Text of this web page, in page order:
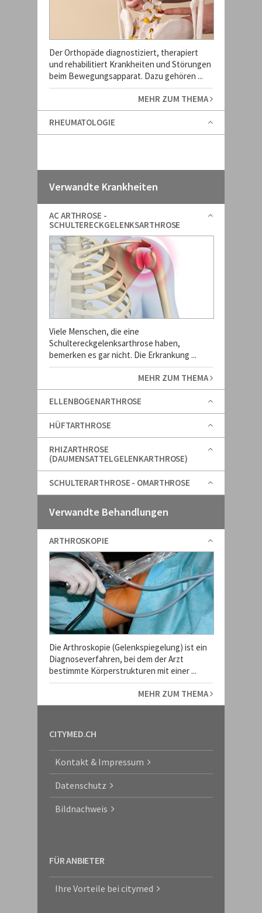
Der Orthopäde diagnostiziert, therapiert
und rehabilitiert Krankheiten und Störungen
beim Bewegungsapparat. Dazu gehören ...
MEHR ZUM THEMA
RHEUMATOLOGIE
Verwandte Krankheiten
AC ARTHROSE -
SCHULTERECKGELENKSARTHROSE
Viele Menschen, die eine
Schultereckgelenksarthrose haben,
bemerken es gar nicht. Die Erkrankung ...
MEHR ZUM THEMA
ELLENBOGENARTHROSE
HÜFTARTHROSE
RHIZARTHROSE
(DAUMENSATTELGELENKARTHROSE)
SCHULTERARTHROSE - OMARTHROSE
Verwandte Behandlungen
ARTHROSKOPIE
Die Arthroskopie (Gelenkspiegelung) ist ein
Diagnoseverfahren, bei dem der Arzt
bestimmte Körperstrukturen mit einer ...
MEHR ZUM THEMA
CITYMED.CH
Kontakt & Impressum
Datenschutz
Bildnachweis
FÜR ANBIETER
Ihre Vorteile bei citymed